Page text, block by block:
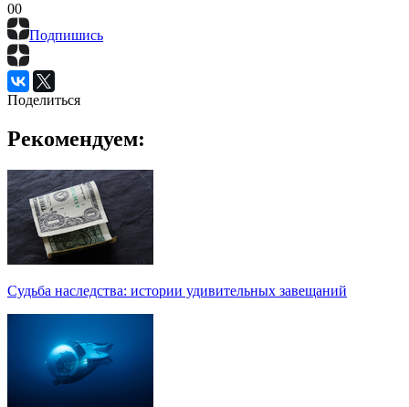
00
Подпишись
Поделиться
Рекомендуем:
Судьба наследства: истории удивительных завещаний